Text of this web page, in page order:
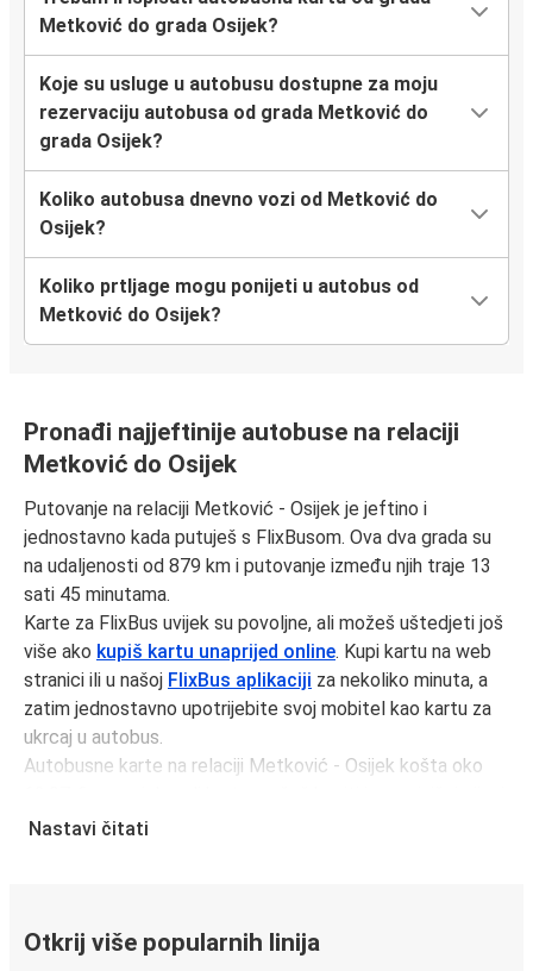
Metković do grada Osijek?
Koje su usluge u autobusu dostupne za moju
rezervaciju autobusa od grada Metković do
grada Osijek?
Koliko autobusa dnevno vozi od Metković do
Osijek?
Koliko prtljage mogu ponijeti u autobus od
Metković do Osijek?
Pronađi najjeftinije autobuse na relaciji
Metković do Osijek
Putovanje na relaciji Metković - Osijek je jeftino i
jednostavno kada putuješ s FlixBusom. Ova dva grada su
na udaljenosti od 879 km i putovanje između njih traje 13
sati 45 minutama.
Karte za FlixBus uvijek su povoljne, ali možeš uštedjeti još
više ako kupiš kartu unaprijed online. Kupi kartu na web
stranici ili u našoj FlixBus aplikaciji za nekoliko minuta, a
zatim jednostavno upotrijebite svoj mobitel kao kartu za
ukrcaj u autobus.
Autobusne karte na relaciji Metković - Osijek košta oko
od 55,97 € ako rezerviraš unaprijed i/ili izvan prometnog
Nastavi čitati
Otkrij više popularnih linija